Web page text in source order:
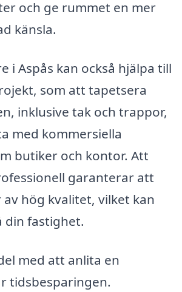
och ge rummet en mer
känsla.
i Aspås kan också hjälpa till
som att tapetsera
inklusive tak och trappor,
med kommersiella
butiker och kontor. Att
garanterar att
hög kvalitet, vilket kan
din fastighet.
med att anlita en
tidsbesparingen.